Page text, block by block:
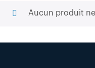
Aucun produit